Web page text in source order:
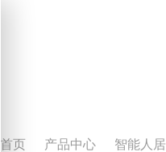
首页 产品中心 智能人居